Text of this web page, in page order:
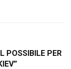
POSSIBILE PER